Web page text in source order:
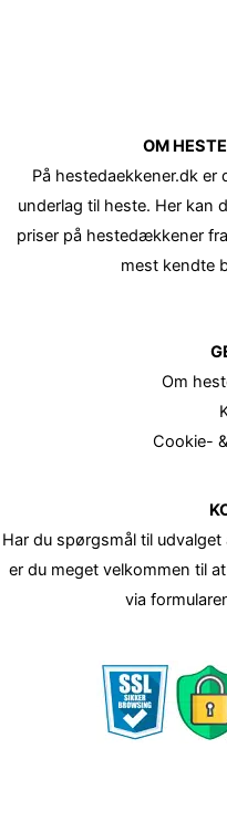
OM
På hestedaekkener.dk
underlag til heste. Her kan
priser på hestedækkener
mest kendte
Om
Cookie-
Har du spørgsmål til
er du meget velkommen til
via